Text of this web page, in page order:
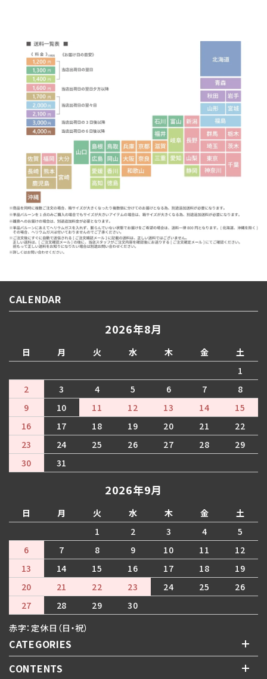
CALENDAR
2026年8月
日 月 火 水 木 金
土
1
2
3 4 5 6 7
8
9
10 11 12 13 14
15
16
17 18 19 20 21
22
23
24 25 26 27 28
29
30
31
2026年9月
日 月 火 水 木 金
土
1
2 3 4
5
6
7 8 9 10 11
12
13
14 15 16 17 18
19
20
21 22 23 24 25
26
27
28 29
30
赤字：定休日（日・祝）
CATEGORIES
CONTENTS